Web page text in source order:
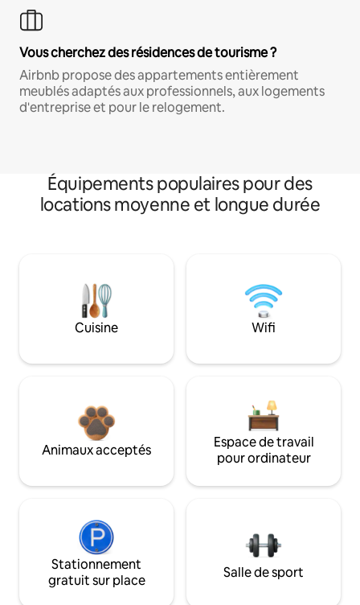
Vous cherchez des résidences de tourisme ?
Airbnb propose des appartements entièrement
meublés adaptés aux professionnels, aux logements
d'entreprise et pour le relogement.
Équipements populaires pour des
locations moyenne et longue durée
Cuisine Wifi
Animaux acceptés
Espace de travail
pour ordinateur
Stationnement
gratuit sur place
Salle de sport